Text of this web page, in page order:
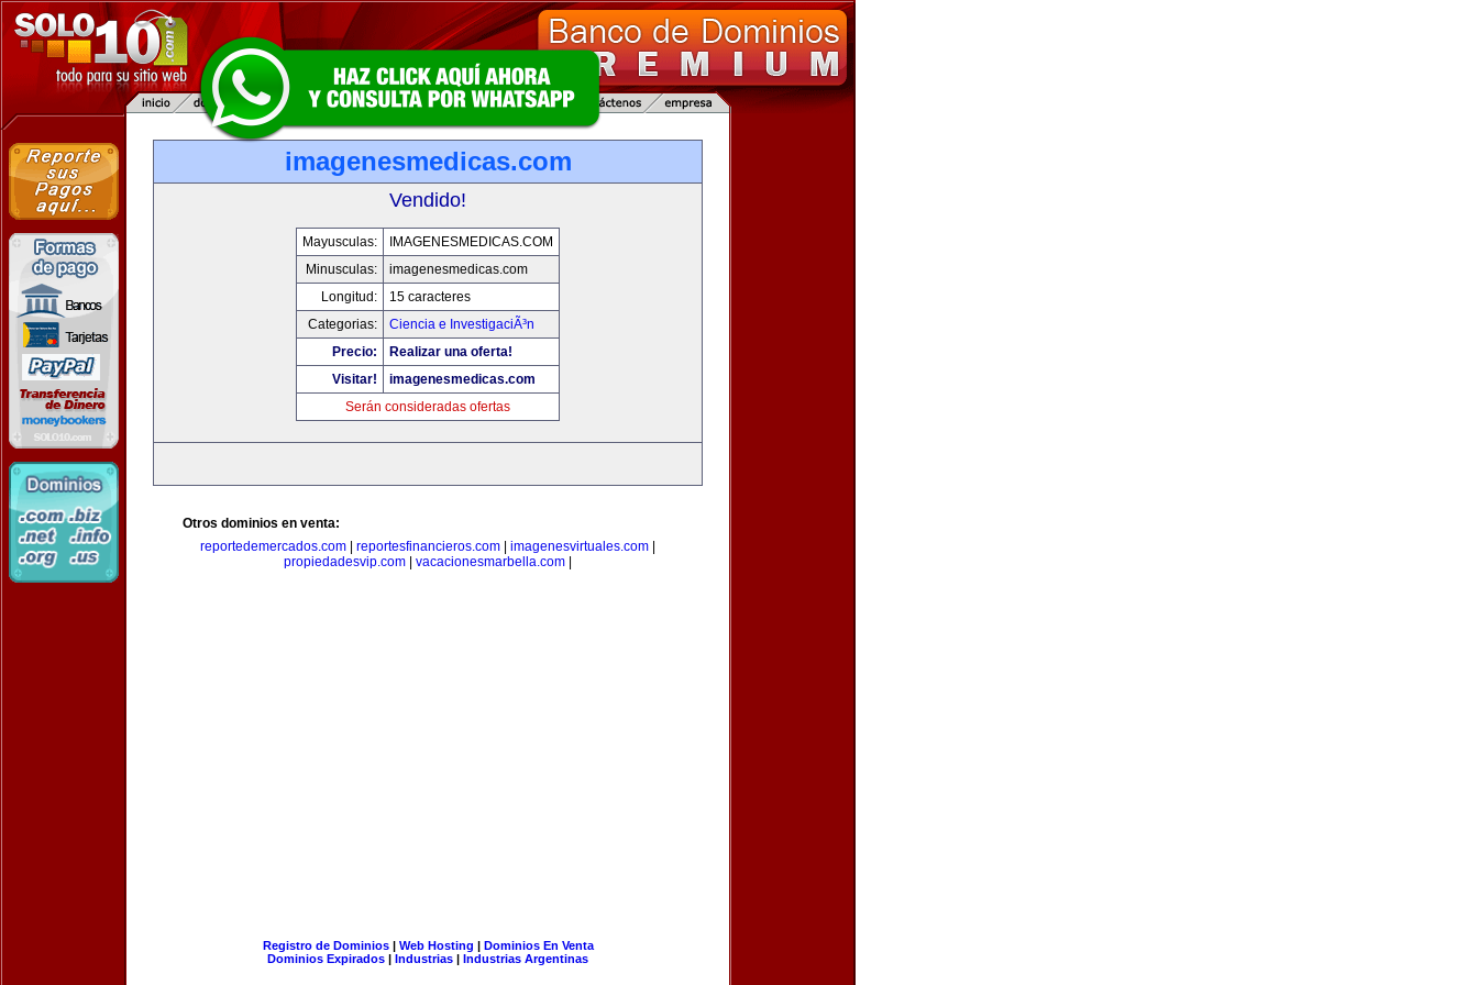
imagenesmedicas.com
Vendido!
Mayusculas:
IMAGENESMEDICAS.COM
Minusculas:
imagenesmedicas.com
Longitud:
15 caracteres
Categorias:
Ciencia e InvestigaciÃ³n
Precio:
Realizar una oferta!
Visitar!
imagenesmedicas.com
Serán consideradas ofertas
Otros dominios en venta:
reportedemercados.com
reportesfinancieros.com imagenesvirtuales.com
propiedadesvip.com
vacacionesmarbella.com
Registro de Dominios| Web Hosting | Dominios En Venta
Dominios Expirados | Industrias | Industrias Argentinas